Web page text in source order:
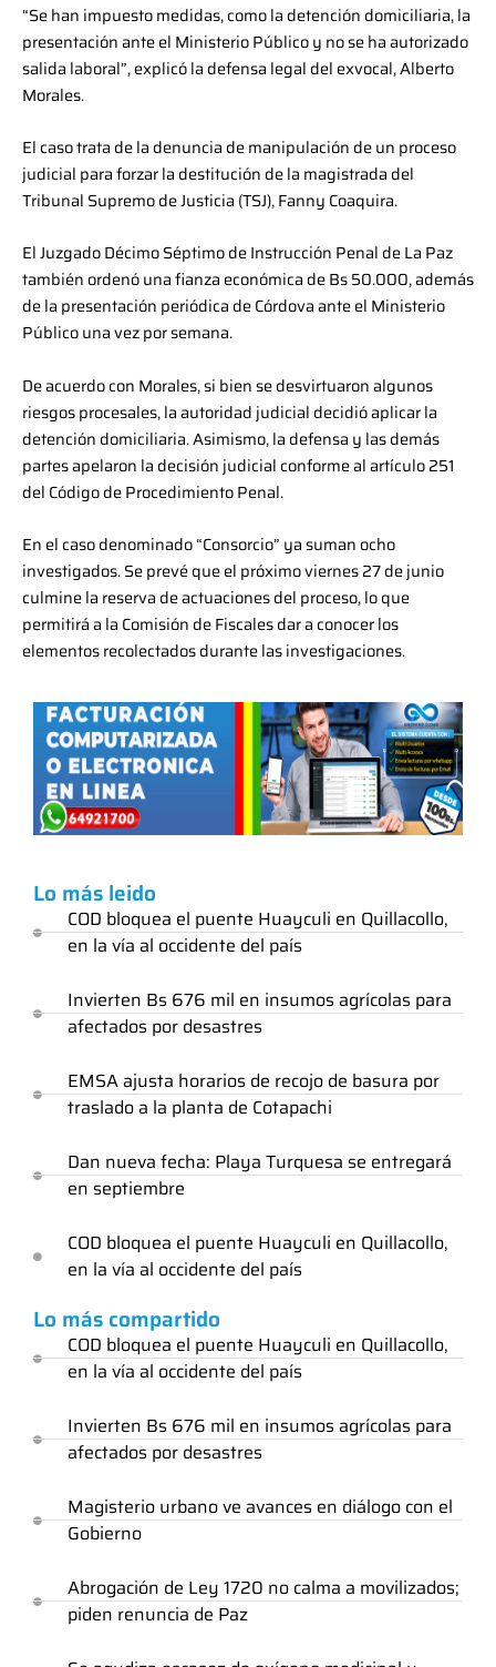
“Se han impuesto medidas, como la detención domiciliaria, la
presentación ante el Ministerio Público y no se ha autorizado
salida laboral”, explicó la defensa legal del exvocal, Alberto
Morales.
El caso trata de la denuncia de manipulación de un proceso
judicial para forzar la destitución de la magistrada del
Tribunal Supremo de Justicia (TSJ), Fanny Coaquira.
El Juzgado Décimo Séptimo de Instrucción Penal de La Paz
también ordenó una fianza económica de Bs 50.000, además
de la presentación periódica de Córdova ante el Ministerio
Público una vez por semana.
De acuerdo con Morales, si bien se desvirtuaron algunos
riesgos procesales, la autoridad judicial decidió aplicar la
detención domiciliaria. Asimismo, la defensa y las demás
partes apelaron la decisión judicial conforme al artículo 251
del Código de Procedimiento Penal.
En el caso denominado “Consorcio” ya suman ocho
investigados. Se prevé que el próximo viernes 27 de junio
culmine la reserva de actuaciones del proceso, lo que
permitirá a la Comisión de Fiscales dar a conocer los
elementos recolectados durante las investigaciones.
Lo más leido
COD bloquea el puente Huayculi en Quillacollo,
en la vía al occidente del país
Invierten Bs 676 mil en insumos agrícolas para
afectados por desastres
EMSA ajusta horarios de recojo de basura por
traslado a la planta de Cotapachi
Dan nueva fecha: Playa Turquesa se entregará
en septiembre
COD bloquea el puente Huayculi en Quillacollo,
en la vía al occidente del país
Lo más compartido
COD bloquea el puente Huayculi en Quillacollo,
en la vía al occidente del país
Invierten Bs 676 mil en insumos agrícolas para
afectados por desastres
Magisterio urbano ve avances en diálogo con el
Gobierno
Abrogación de Ley 1720 no calma a movilizados;
piden renuncia de Paz